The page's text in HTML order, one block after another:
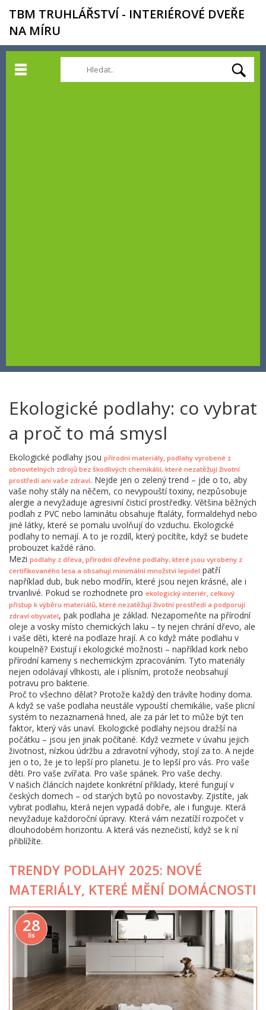
TBM TRUHLÁŘSTVÍ - INTERIÉROVÉ DVEŘE
NA MÍRU
Ekologické podlahy: co vybrat
a proč to má smysl
Ekologické podlahy jsou přírodní materiály, podlahy vyrobené z
obnovitelných zdrojů bez škodlivých chemikálií, které nezatěžují životní
prostředí ani vaše zdraví. Nejde jen o zelený trend – jde o to, aby
vaše nohy stály na něčem, co nevypouští toxiny, nezpůsobuje
alergie a nevyžaduje agresivní čisticí prostředky. Většina běžných
podlah z PVC nebo laminátu obsahuje ftaláty, formaldehyd nebo
jiné látky, které se pomalu uvolňují do vzduchu. Ekologické
podlahy to nemají. A to je rozdíl, který pocítíte, když se budete
probouzet každé ráno.
Mezi podlahy z dřeva, přírodní dřevěné podlahy, které jsou vyrobeny z
certifikovaného lesa a obsahují minimální množství lepidel patří
například dub, buk nebo modřín, které jsou nejen krásné, ale i
trvanlivé. Pokud se rozhodnete pro ekologický interiér, celkový
přístup k výběru materiálů, které nezatěžují životní prostředí a podporují
zdraví obyvatel, pak podlaha je základ. Nezapomeňte na přírodní
oleje a vosky místo chemických laku – ty nejen chrání dřevo, ale
i vaše děti, které na podlaze hrají. A co když máte podlahu v
koupelně? Existují i ekologické možnosti – například kork nebo
přírodní kameny s nechemickým zpracováním. Tyto materiály
nejen odolávají vlhkosti, ale i plísním, protože neobsahují
potravu pro bakterie.
Proč to všechno dělat? Protože každý den trávíte hodiny doma.
A když se vaše podlaha neustále vypouští chemikálie, vaše plicní
systém to nezaznamená hned, ale za pár let to může být ten
faktor, který vás unaví. Ekologické podlahy nejsou dražší na
počátku – jsou jen jinak počítané. Když vezmete v úvahu jejich
životnost, nízkou údržbu a zdravotní výhody, stojí za to. A nejde
jen o to, že je to lepší pro planetu. Je to lepší pro vás. Pro vaše
děti. Pro vaše zvířata. Pro vaše spánek. Pro vaše dechy.
V našich článcích najdete konkrétní příklady, které fungují v
českých domech – od starých bytů po novostavby. Zjistíte, jak
vybrat podlahu, která nejen vypadá dobře, ale i funguje. Která
nevyžaduje každoroční úpravy. Která vám nezatíží rozpočet v
dlouhodobém horizontu. A která vás neznečistí, když se k ní
přiblížíte.
TRENDY PODLAHY 2025: NOVÉ
MATERIÁLY, KTERÉ MĚNÍ DOMÁCNOSTI
28
lis